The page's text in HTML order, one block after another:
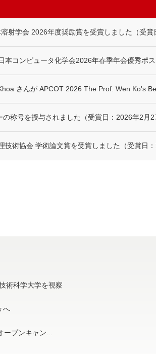
射学会 2026年度奨励賞を受賞しました（受賞
コンピュータ化学会2026年春季年会優秀ポ
さんが APCOT 2026 The Prof. Wen Ko's
称号を授与されました（受賞日：2026年2月
術協会 学術論文賞を受賞しました（受賞日：
術科学大学を視察
へ
プンキャン...